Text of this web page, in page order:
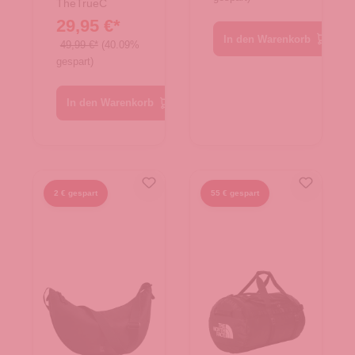
TheTrueC
29,95 €*
49,99 €* (40.09%
gespart)
2 € gespart 55 € gespart